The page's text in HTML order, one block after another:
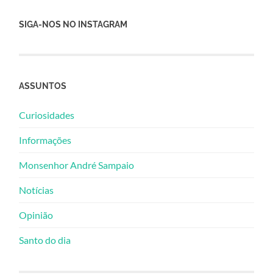
SIGA-NOS NO INSTAGRAM
ASSUNTOS
Curiosidades
Informações
Monsenhor André Sampaio
Notícias
Opinião
Santo do dia